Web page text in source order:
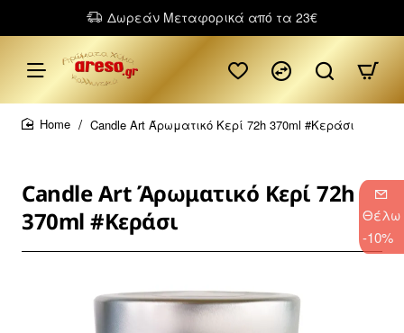
Θέλω
-10%
Δωρεάν Μεταφορικά από τα 23€
Candle Art Άρωματικό Κερί 72h 370ml #Κεράσι
Candle Art Άρωματικό Κερί 72h
370ml #Κεράσι